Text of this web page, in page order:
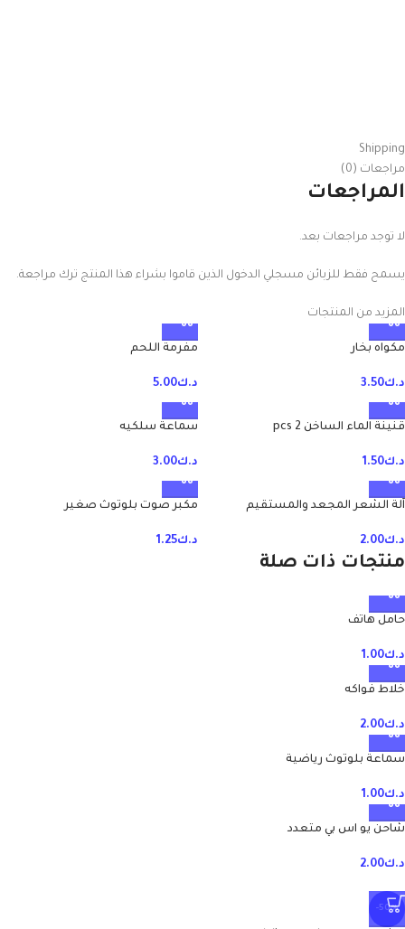
Shipping
مراجعات (0)
المراجعات
لا توجد مراجعات بعد.
يسمح فقط للزبائن مسجلي الدخول الذين قاموا بشراء هذا المنتج ترك مراجعة.
المزيد من المنتجات
مكواه بخار
د.ك3.50
مفرمة اللحم
د.ك5.00
قنينة الماء الساخن 2 pcs
د.ك1.50
سماعة سلكيه
د.ك3.00
آلة الشعر المجعد والمستقيم
د.ك2.00
مكبر صوت بلوتوث صغير
د.ك1.25
منتجات ذات صلة
حامل هاتف
د.ك1.00
خلاط فواكه
د.ك2.00
سماعة بلوتوث رياضية
د.ك1.00
شاحن يو اس بي متعدد
د.ك2.00
-50%